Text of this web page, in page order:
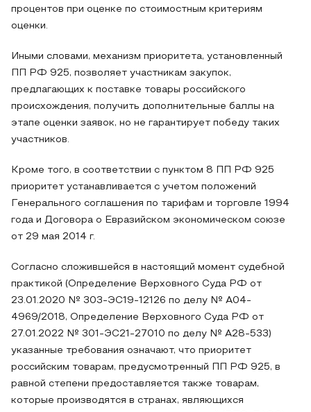
процентов при оценке по стоимостным критериям
оценки.
Иными словами, механизм приоритета, установленный
ПП РФ 925, позволяет участникам закупок,
предлагающих к поставке товары российского
происхождения, получить дополнительные баллы на
этапе оценки заявок, но не гарантирует победу таких
участников.
Кроме того, в соответствии с пунктом 8 ПП РФ 925
приоритет устанавливается с учетом положений
Генерального соглашения по тарифам и торговле 1994
года и Договора о Евразийском экономическом союзе
от 29 мая 2014 г.
Согласно сложившейся в настоящий момент судебной
практикой (Определение Верховного Суда РФ от
23.01.2020 № 303-ЭС19-12126 по делу № А04-
4969/2018, Определение Верховного Суда РФ от
27.01.2022 № 301-ЭС21-27010 по делу № А28-533)
указанные требования означают, что приоритет
российским товарам, предусмотренный ПП РФ 925, в
равной степени предоставляется также товарам,
которые производятся в странах, являющихся